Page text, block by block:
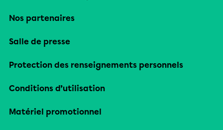
Nos partenaires
Salle de presse
Protection des renseignements personnels
Conditions d’utilisation
Matériel promotionnel